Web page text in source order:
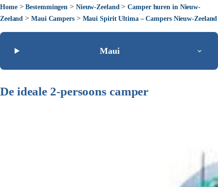
Home>Bestemmingen > Nieuw-Zeeland >Camper huren in Nieuw-
Zeeland >Maui Campers> Maui Spirit Ultima – Campers Nieuw-Zeeland
Maui
De ideale 2-persoons camper